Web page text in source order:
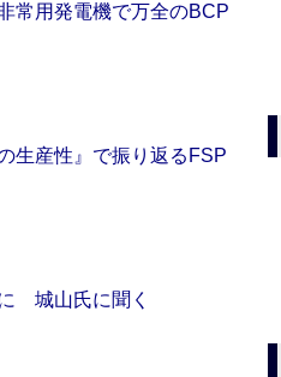
常用発電機で万全のBCP
生産性』で振り返るFSP
城山氏に聞く